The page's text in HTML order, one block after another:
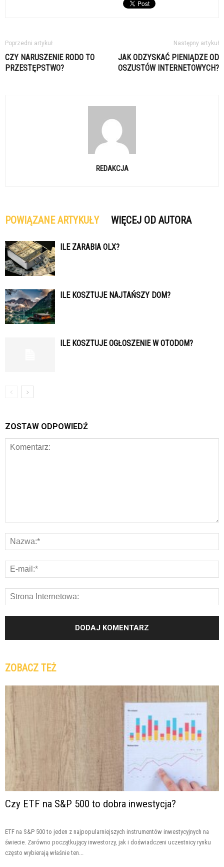
Poprzedni artykuł
CZY NARUSZENIE RODO TO
PRZESTĘPSTWO?
Następny artykuł
JAK ODZYSKAĆ PIENIĄDZE OD
OSZUSTÓW INTERNETOWYCH?
REDAKCJA
POWIĄZANE ARTYKUŁY WIĘCEJ OD AUTORA
ILE ZARABIA OLX?
ILE KOSZTUJE NAJTAŃSZY DOM?
ILE KOSZTUJE OGŁOSZENIE W OTODOM?
ZOSTAW ODPOWIEDŹ
ZOBACZ TEŻ
Czy ETF na S&P 500 to dobra inwestycja?
ETF na S&P 500 to jeden z najpopularniejszych instrumentów inwestycyjnych na
świecie. Zarówno początkujący inwestorzy, jak i doświadczeni uczestnicy rynku
często wybierają właśnie ten...